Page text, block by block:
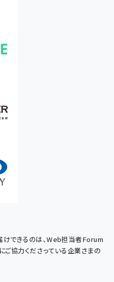
できるのは、Web担当者Forum
ご協力くださっている企業さまの